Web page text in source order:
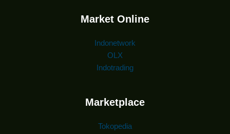
Market Online
Indonetwork
OLX
Indotrading
Marketplace
Tokopedia